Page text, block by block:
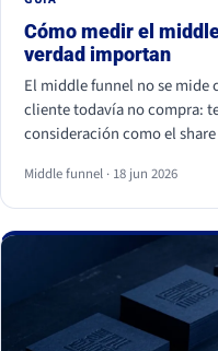
Cómo medir el
verdad importan
El middle funnel no se mide
cliente todavía no compra:
consideración como el
lead (MQL a SQL). Las
cuentan: son volumen, no
Middle funnel · 18 jun 2026